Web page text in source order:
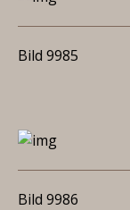
Bild 9985
Bild 9986